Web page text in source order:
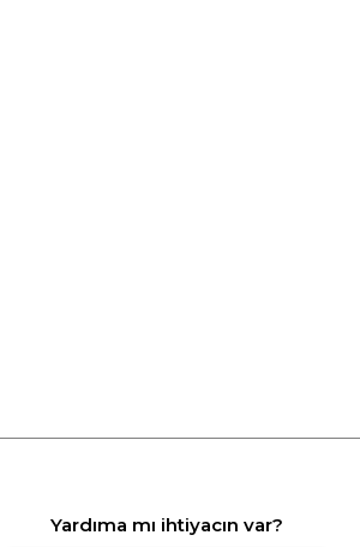
Yardıma mı ihtiyacın var?